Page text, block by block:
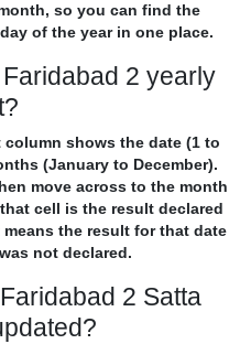
so you can find the
of the year in one place.
2 yearly
shows the date (1 to
(January to December).
move across to the month
cell is the result declared
the result for that date
not declared.
2 Satta